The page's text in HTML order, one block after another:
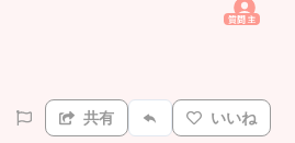
質問主
共有 いいね